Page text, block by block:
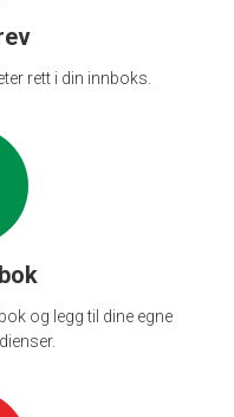
rett i din innboks.
og legg til dine egne